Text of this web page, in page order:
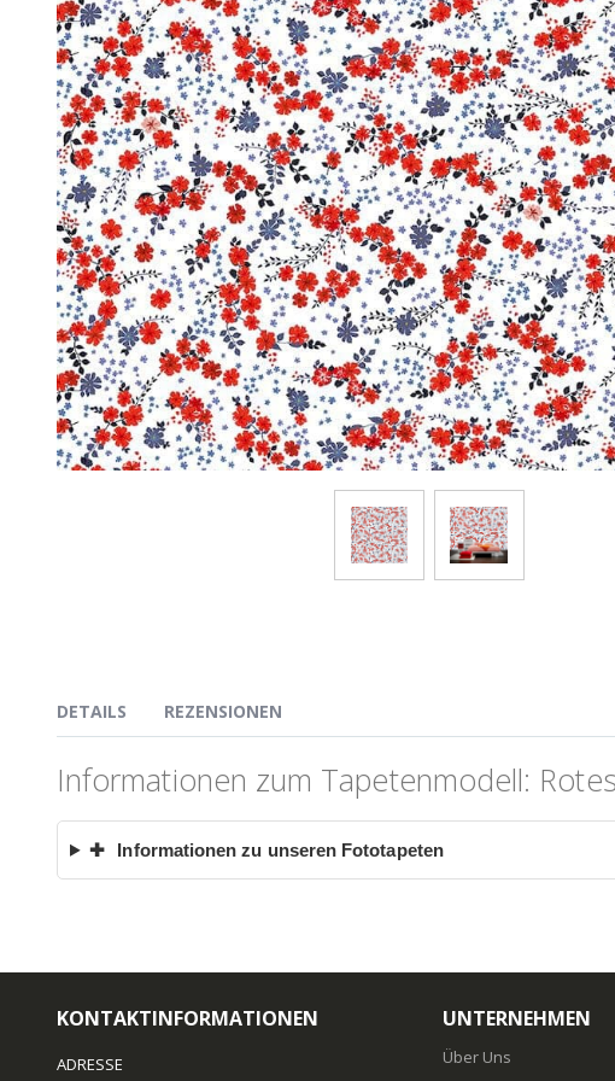
DETAILS
Informationen zum Tapetenmodell:
✚ Informationen zu unseren Fototapeten
REZENSIONEN
KONTAKTINFORMATIONEN
ADRESSE
UNTERNEHMEN
Über Uns